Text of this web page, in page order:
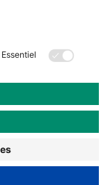
de données